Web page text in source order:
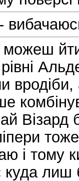
-
Візард
і тому
куда